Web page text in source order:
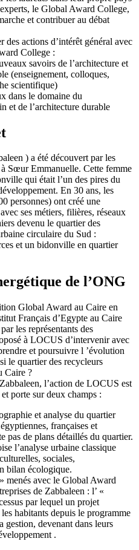
le Global Award College,
et contribuer au débat
des actions d’intérêt général avec
College :
savoirs de l’architecture et
(enseignement, colloques,
scientifique)
dans le domaine du
et de l’architecture durable
) a été découvert par les
Sœur Emmanuelle. Cette femme
qui était l’un des pires du
En 30 ans, les
personnes) ont créé une
ses métiers, filières, réseaux
devenu le quartier des
circulaire du Sud :
et un bidonville en quartier
de l’ONG
Global Award au Caire en
Français d’Egypte au Caire
les représentants des
à LOCUS d’intervenir avec
et poursuivre l ’évolution
le quartier des recycleurs
Caire ?
l’action de LOCUS est
porte sur deux champs :
et analyse du quartier
françaises et
pas de plans détaillés du quartier.
l’analyse urbaine classique
sociales,
bilan écologique.
menés avec le Global Award
de Zabbaleen : l’ «
par lequel un projet
habitants depuis le programme
gestion, devenant dans leurs
.